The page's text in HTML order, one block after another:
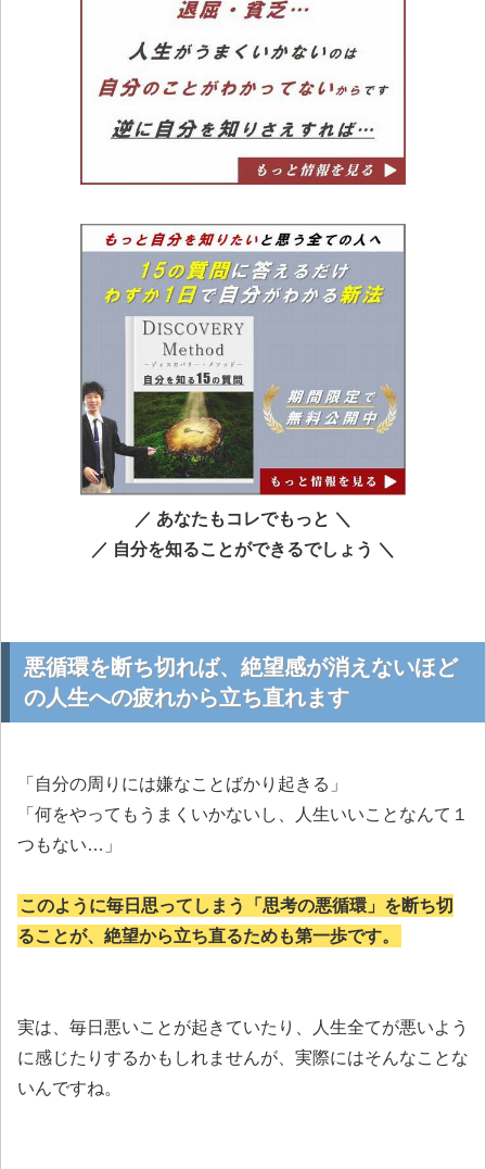
／ あなたもコレでもっと ＼
／ 自分を知ることができるでしょう ＼
悪循環を断ち切れば、絶望感が消えないほど
の人生への疲れから立ち直れます
「自分の周りには嫌なことばかり起きる」
「何をやってもうまくいかないし、人生いいことなんて１
つもない…」
このように毎日思ってしまう「思考の悪循環」を断ち切
ることが、絶望から立ち直るためも第一歩です。
実は、毎日悪いことが起きていたり、人生全てが悪いよう
に感じたりするかもしれませんが、実際にはそんなことな
いんですね。